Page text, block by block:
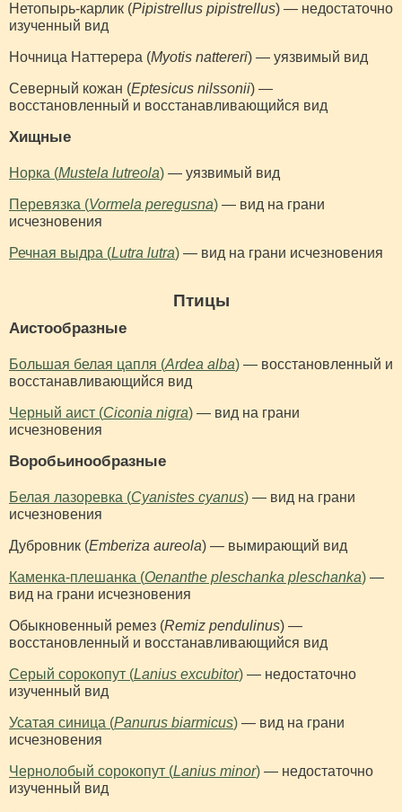
Нетопырь-карлик (Pipistrellus pipistrellus) — недостаточно
изученный вид
Ночница Наттерера (Myotis nattereri) — уязвимый вид
Северный кожан (Eptesicus nilssonii) —
восстановленный и восстанавливающийся вид
Хищные
Норка (Mustela lutreola) — уязвимый вид
Перевязка (Vormela peregusna) — вид на грани
исчезновения
Речная выдра (Lutra lutra) — вид на грани исчезновения
Птицы
Аистообразные
Большая белая цапля (Ardea alba) — восстановленный и
восстанавливающийся вид
Черный аист (Ciconia nigra) — вид на грани
исчезновения
Воробьинообразные
Белая лазоревка (Cyanistes cyanus) — вид на грани
исчезновения
Дубровник (Emberiza aureola) — вымирающий вид
Каменка-плешанка (Oenanthe pleschanka pleschanka) —
вид на грани исчезновения
Обыкновенный ремез (Remiz pendulinus) —
восстановленный и восстанавливающийся вид
Серый сорокопут (Lanius excubitor) — недостаточно
изученный вид
Усатая синица (Panurus biarmicus) — вид на грани
исчезновения
Чернолобый сорокопут (Lanius minor) — недостаточно
изученный вид